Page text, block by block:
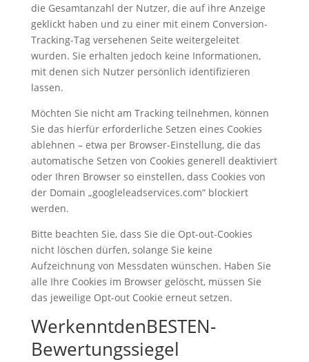
die Gesamtanzahl der Nutzer, die auf ihre Anzeige
geklickt haben und zu einer mit einem Conversion-
Tracking-Tag versehenen Seite weitergeleitet
wurden. Sie erhalten jedoch keine Informationen,
mit denen sich Nutzer persönlich identifizieren
lassen.
Möchten Sie nicht am Tracking teilnehmen, können
Sie das hierfür erforderliche Setzen eines Cookies
ablehnen – etwa per Browser-Einstellung, die das
automatische Setzen von Cookies generell deaktiviert
oder Ihren Browser so einstellen, dass Cookies von
der Domain „googleleadservices.com“ blockiert
werden.
Bitte beachten Sie, dass Sie die Opt-out-Cookies
nicht löschen dürfen, solange Sie keine
Aufzeichnung von Messdaten wünschen. Haben Sie
alle Ihre Cookies im Browser gelöscht, müssen Sie
das jeweilige Opt-out Cookie erneut setzen.
WerkenntdenBESTEN-
Bewertungssiegel